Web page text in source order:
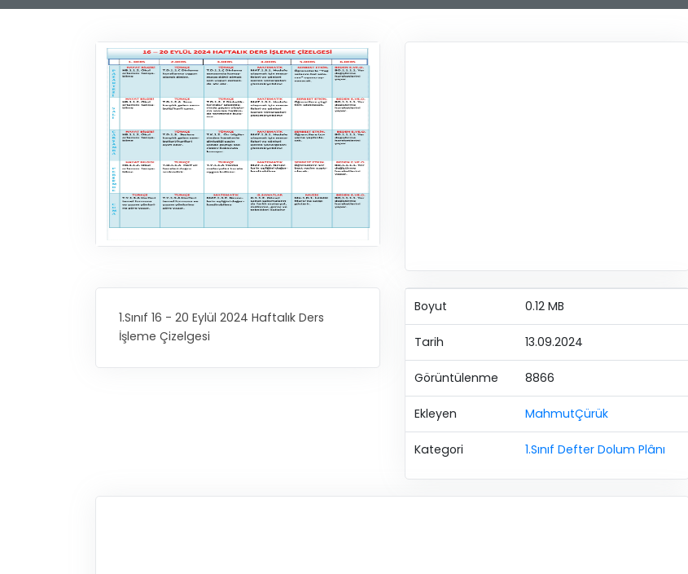
1.Sınıf 16 - 20 Eylül 2024 Haftalık Ders
İşleme Çizelgesi
Boyut 0.12 MB
Tarih 13.09.2024
Görüntülenme 8866
Ekleyen MahmutÇürük
Kategori 1.Sınıf Defter Dolum Plânı